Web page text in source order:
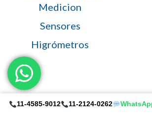
Medicion
Sensores
Higrómetros
11-4585-9012 11-2124-0262